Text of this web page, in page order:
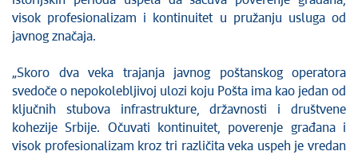
visok profesionalizam i kontinuitet u pružanju usluga od
javnog značaja.
„Skoro dva veka trajanja javnog poštanskog operatora
svedoče o nepokolebljivoj ulozi koju Pošta ima kao jedan od
ključnih stubova infrastrukture, državnosti i društvene
kohezije Srbije. Očuvati kontinuitet, poverenje građana i
visok profesionalizam kroz tri različita veka uspeh je vredan